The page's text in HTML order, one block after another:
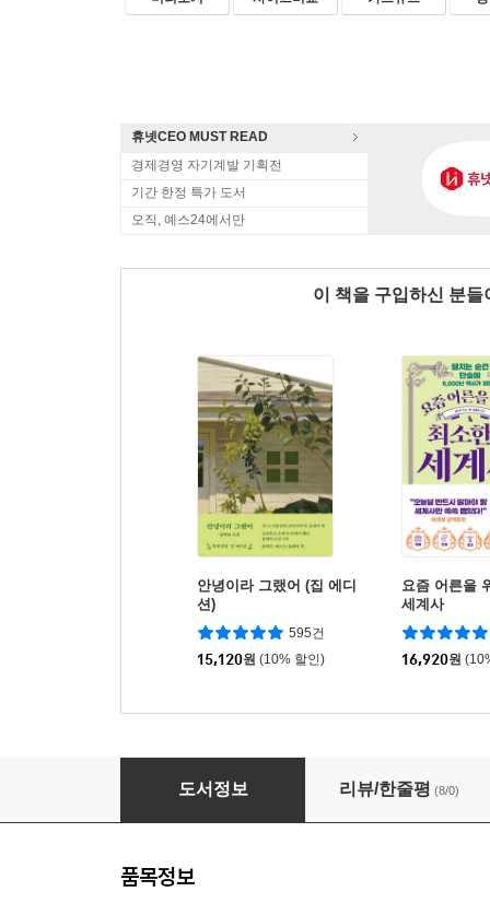
휴넷CEO MUST READ
경제경영 자기계발 기획전
기간 한정 특가 도서
오직, 예스24에서만
이 책을 구입하신 분
안녕이라 그랬어 (집 에디
션)
595건
15,120원 (10% 할인)
요즘 어른을
세계사
16,920원
유쾌한 폭주 노년
도서정보 리뷰/한줄평 (8/0)
품목정보